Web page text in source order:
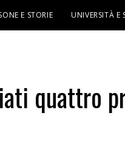
E STORIE UNIVERSITÀ E
quattro